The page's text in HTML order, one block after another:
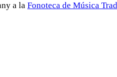
a la Fonoteca de Música